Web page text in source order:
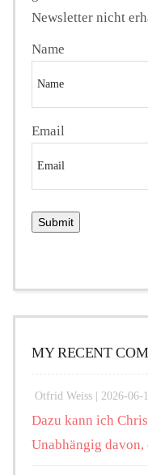
Newsletter nicht
Name
Email
MY RECENT
Otfrid Weiss | 2026-06-
Dazu kann ich
Unabhängig davon,